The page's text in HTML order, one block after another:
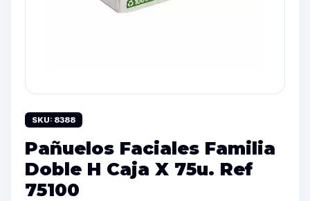
SKU: 8388
Pañuelos Faciales Familia
Doble H Caja X 75u. Ref
75100